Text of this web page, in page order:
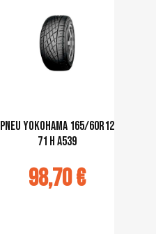
pneu Yokohama 165/60R12
71 H A539
98,70 €